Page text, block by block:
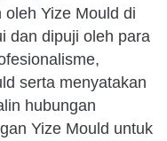
Yize Mould di
dan dipuji oleh para
serta menyatakan
hubungan
Yize Mould untuk